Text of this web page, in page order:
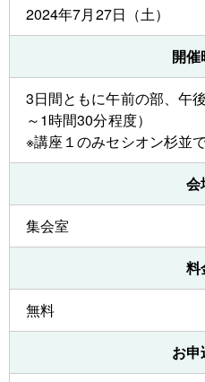
2024年7月27日（土）
開催
3日間ともに午前の部、午
～1時間30分程度）
※講座１のみセシオン杉並
会
集会室
料
無料
お申